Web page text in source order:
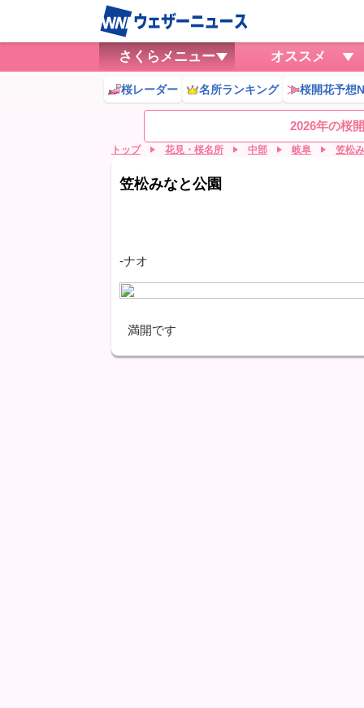
さくらメニュー オススメ
桜レーダー 名所ランキング 桜開花予想
2026年の桜
トップ 花見・桜名所 中部 岐阜 笠松
笠松みなと公園
-ナオ
満開です